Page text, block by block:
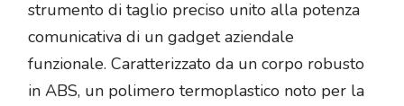
strumento di taglio preciso unito alla potenza
comunicativa di un gadget aziendale
funzionale. Caratterizzato da un corpo robusto
in ABS, un polimero termoplastico noto per la